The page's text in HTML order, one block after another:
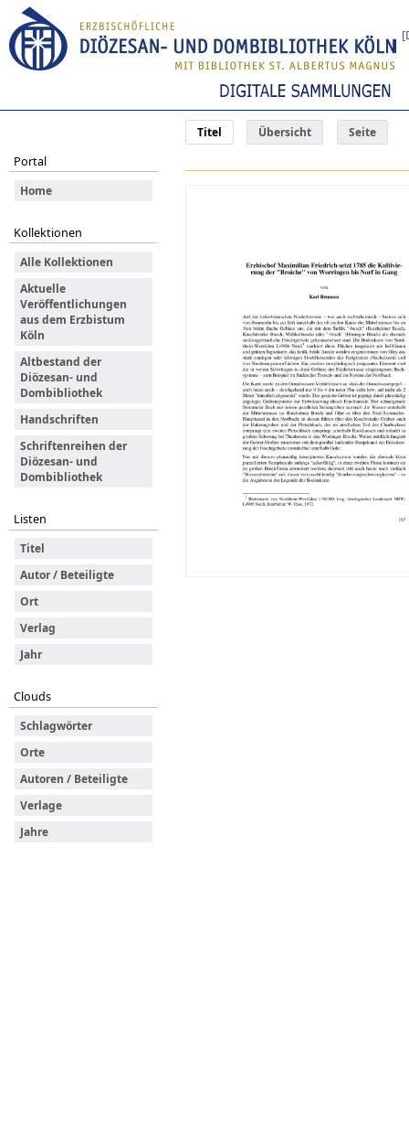
Titel Übersicht Seite
Portal
Home
Kollektionen
Alle Kollektionen
Aktuelle
Veröffentlichungen
aus dem Erzbistum
Köln
Altbestand der
Diözesan- und
Dombibliothek
Handschriften
Schriftenreihen der
Diözesan- und
Dombibliothek
Listen
Titel
Autor / Beteiligte
Ort
Verlag
Jahr
Clouds
Schlagwörter
Orte
Autoren / Beteiligte
Verlage
Jahre